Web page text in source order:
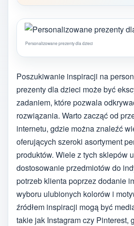
Personalizowane prezenty dla dzieci
Poszukiwanie inspiracji na
prezenty dla dzieci może być
zadaniem, które pozwala
rozwiązania. Warto zacząć od
internetu, gdzie można znaleźć
oferujących szeroki asortyment
produktów. Wiele z tych sklepów
dostosowanie przedmiotów do
potrzeb klienta poprzez dodanie
wyboru ulubionych kolorów i
źródłem inspiracji mogą być
takie jak Instagram czy Pinterest,